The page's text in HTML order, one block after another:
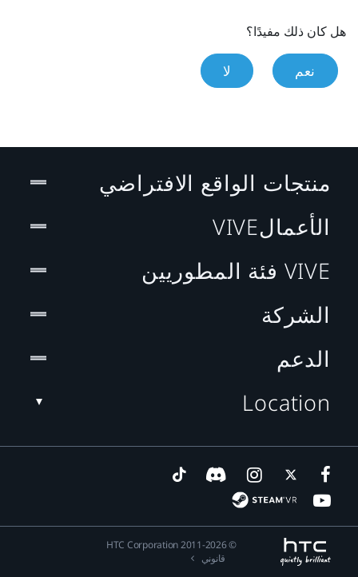
هل كان ذلك مفيدًا؟
نعم لا
منتجات الواقع الافتراضي
الأعمالVIVE
VIVE فئة المطوريين
الشركة
الدعم
Location
© 2011-2026 HTC Corporation
قانوني